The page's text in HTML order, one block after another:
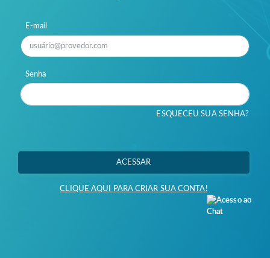
E-mail
Senha
ESQUECEU SUA SENHA?
ACESSAR
CLIQUE AQUI PARA CRIAR SUA CONTA!